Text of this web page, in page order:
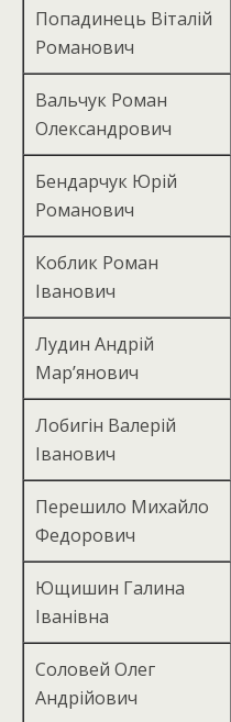
Попадинець Віталій
Романович
Вальчук Роман
Олександрович
Бендарчук Юрій
Романович
Коблик Роман
Іванович
Лудин Андрій
Мар’янович
Лобигін Валерій
Іванович
Перешило Михайло
Федорович
Ющишин Галина
Іванівна
Соловей Олег
Андрійович